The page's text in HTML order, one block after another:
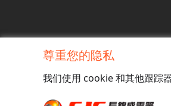
地址：
尊重您的隐私
我们使用 cookie 和其他跟踪